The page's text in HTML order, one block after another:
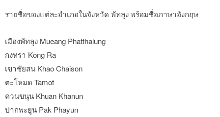
รายชื่อของแต่ละอำเภอในจังหวัด พัทลุง พร้อมชื่อภาษาอังกฤษ
เมืองพัทลุง Mueang Phatthalung
กงหรา Kong Ra
เขาชัยสน Khao Chaison
ตะโหมด Tamot
ควนขนุน Khuan Khanun
ปากพะยูน Pak Phayun